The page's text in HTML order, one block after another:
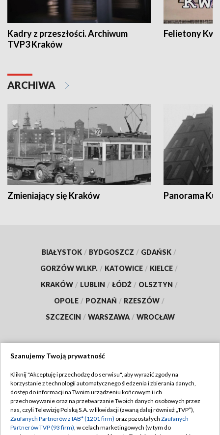
Kadry z przeszłości. Archiwum
TVP3 Kraków
Felietony
ARCHIWA
Zmieniający się Kraków Panorama
BIAŁYSTOK / BYDGOSZCZ / GDAŃSK /
GORZÓW WLKP. / KATOWICE / KIELCE /
KRAKÓW / LUBLIN / ŁÓDŹ / OLSZTYN /
OPOLE / POZNAŃ / RZESZÓW /
SZCZECIN / WARSZAWA / WROCŁAW
TVP
Abonament TVP
Emisja w TVP
Centrum informacji TVP
Regulamin TVP
Polityka prywatności
Szanujemy Twoją prywatność
Kliknij "Akceptuję i przechodzę do serwisu", aby wyrazić zgody na
korzystanie z technologii automatycznego śledzenia i zbierania danych,
dostęp do informacji na Twoim urządzeniu końcowym i ich
przechowywanie oraz na przetwarzanie Twoich danych osobowych przez
nas, czyli Telewizję Polską S.A. w likwidacji (zwaną dalej również „TVP”),
Zaufanych Partnerów z IAB* (1201 firm) oraz pozostałych Zaufanych
Partnerów TVP (93 firm), w celach marketingowych (w tym do